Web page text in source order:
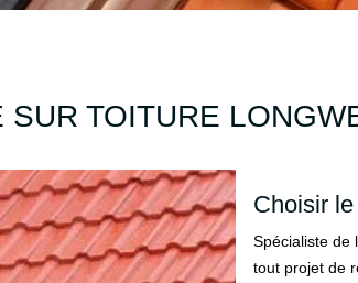
SUR TOITURE
Choisir
Spécialiste de
tout projet de